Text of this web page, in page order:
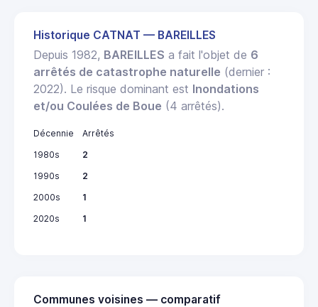
Historique CATNAT — BAREILLES
Depuis 1982, BAREILLES a fait l'objet de 6
arrêtés de catastrophe naturelle (dernier :
2022). Le risque dominant est Inondations
et/ou Coulées de Boue (4 arrêtés).
Décennie
Arrêtés
1980s
2
1990s
2
2000s
1
2020s
1
Communes voisines — comparatif